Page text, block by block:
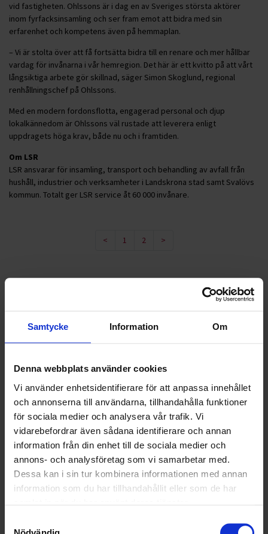
Samtycke Information Om
Denna webbplats använder cookies
Vi använder enhetsidentifierare för att anpassa innehållet
och annonserna till användarna, tillhandahålla funktioner
för sociala medier och analysera vår trafik. Vi
vidarebefordrar även sådana identifierare och annan
information från din enhet till de sociala medier och
annons- och analysföretag som vi samarbetar med.
Dessa kan i sin tur kombinera informationen med annan
information som du har tillhandahållit eller som de har
vid fastigheten. Ohlssons är i dag en av Sveriges största aktörer
inom fyrfacksinsamling och ser fram emot att bidra med sin
erfarenhet och kompetens även på hemmaplan.
– Vi är stolta över att få fortsätta bidra till en renare och mer hållbar
vardag för invånarna i vår hemregion. Det här är ett kvitto på att vårt
långsiktiga arbete gör skillnad, säger Simon Skoglund, regional
renhållningschef på Ohlssons.
Med en modern fordonsflotta, engagerad personal och djup
lokalkännedom är Ohlssons väl rustade att leverera enligt
uppdragets höga krav, både nu och i framtiden.
Om LSR
LSR ansvarar för insamling, transport och behandling av avfall från
hushåll, industrier och verksamheter i Landskrona stad samt Svalövs
kommun. Totalt ger LSR service åt 60 000 invånare.
< 1 2 >
HÅLLBARHET
LANDSKRONA
NYA UPPDRAG
OHLSSONS REGION MITT
OHLSSONS REGION SYD
OHLSSONS REGION VÄST